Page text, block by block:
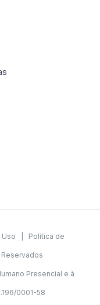
Uso Política de
Presencial e à
0001-58